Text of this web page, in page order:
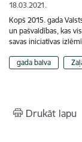
18.03.2021.
Kopš 2015. gada
un pašvaldības, kas
savas iniciatīvas
gada balva
Drukāt lapu